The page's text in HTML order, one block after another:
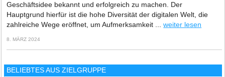
Geschäftsidee bekannt und erfolgreich zu machen. Der
Hauptgrund hierfür ist die hohe Diversität der digitalen Welt, die
zahlreiche Wege eröffnet, um Aufmerksamkeit ...weiter lesen
8. MÄRZ 2024
BELIEBTES AUS ZIELGRUPPE